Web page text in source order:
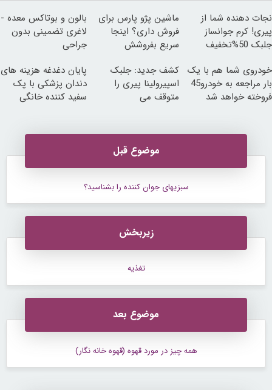
نجات دهنده شما از
پیری! کرم جوانساز
جلبک 50%تخفیف
ماشین پژو پارس برای
فروش داری؟ اینجا
سریع بفروشش
بالون و بوتاکس معده -
لاغری تضمینی بدون
جراحی
خودروی شما هم با یک
بار مراجعه به خودرو45
فروخته خواهد شد
کشف جدید: جلبک
اسپیرولینا پیری را
متوقف می
پایان دغدغه هزینه های
دندان پزشکی با پک
سفید کننده خانگی
موضوع قبل
سبزیهای جوان کننده را بشناسید؟
زیربخش
تغذیه
موضوع بعد
همه چیز در مورد قهوه (قهوه خانه نگار)